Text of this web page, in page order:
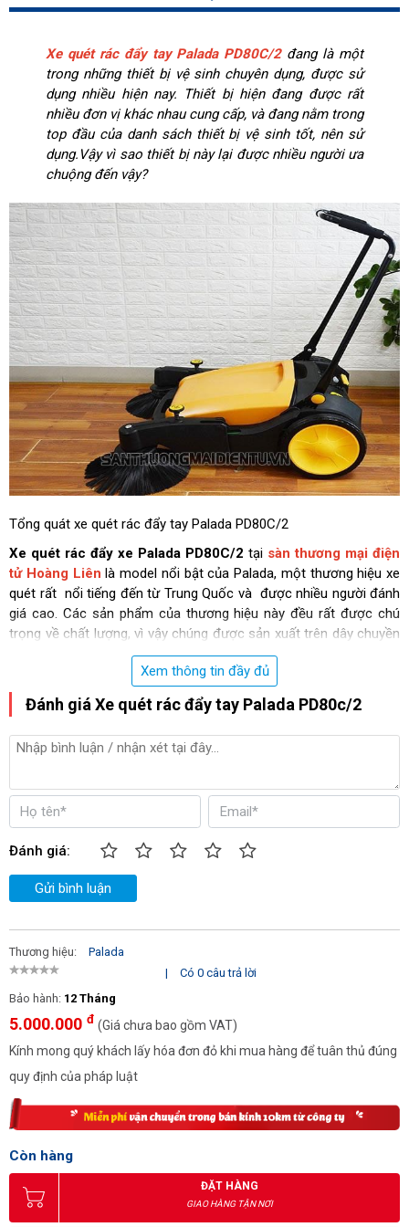
Xe quét rác đẩy tay Palada PD80C/2đang là một
trong những thiết bị vệ sinh chuyên dụng, được sử
dụng nhiều hiện nay. Thiết bị hiện đang được rất
nhiều đơn vị khác nhau cung cấp, và đang nằm trong
top đầu của danh sách thiết bị vệ sinh tốt, nên sử
dụng.Vậy vì sao thiết bị này lại được nhiều người ưa
chuộng đến vậy?
Tổng quát xe quét rác đẩy tay Palada PD80C/2
Xe quét rác đẩy xe Palada PD80C/2 tại sàn thương mại điện
tử Hoàng Liên là model nổi bật của Palada, một thương hiệu xe
quét rất nổi tiếng đến từ Trung Quốc và được nhiều người đánh
giá cao. Các sản phẩm của thương hiệu này đều rất được chú
trọng về chất lượng, vì vậy chúng được sản xuất trên dây chuyền
Nhiều tính năng được tích hợp nhằm đem lại hiệu quả cao trong
công việc, do đó thiết bị của Palada được ứng dụng rất nhiều
một thiết bị được cải tiến rất nhiều từ những model cũ, vì vậy
Vì sao xe quét rác đẩy tay Palada PD80C/2 được ưa chuộng?
Để hiểu được lý do vì sao Palada PD80C/2 được ưa chuộng thì
hãy cùng chúng tôi tìm hiểu về những ưu điểm nổi bật của của
thiết bị này.
PD80C/2 có nhiều ưu điểm nổi trội đem lại nhiều lợi ích cho
Xem thông tin đầy đủ
Đánh giá Xe quét rác đẩy tay Palada PD80c/2
Đánh giá:
Gửi bình luận
Thương hiệu:
Palada
|
Có 0 câu trả lời
Bảo hành: 12 Tháng
5.000.000 đ (Giá chưa bao gồm VAT)
Kính mong quý khách lấy hóa đơn đỏ khi mua hàng để tuân thủ đúng
quy định của pháp luật
Còn hàng
ĐẶT HÀNG
GIAO HÀNG TẬN NƠI